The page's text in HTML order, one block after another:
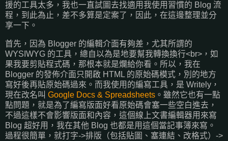
援的工具太多，我也一直試圖去找適用我使用習慣的 Blog 流
程，到此為止，差不多算是定案了，因此，在這邊整理並分
享一下。
首先，因為 Blogger 的編輯介面有夠差，尤其所謂的
WYSIWYG 的工具，總自以為是地要幫我轉換換行<br>，如
果我要剪貼程式碼，那根本就是爛給你看。所以，我在
Blogger 的發佈介面只開啟 HTML 的原始碼模式，別的地方
寫好後再貼原始碼過來。而我使用的編寫工具，是 Writely，
現在改名叫 Google Docs & Spreadsheets 。雖然它也有一點
點問題，就是為了編寫版面好看原始碼會塞一些空白進去，
不過這樣不會影響版面和內容，這個線上文書編輯器用來寫
Blog 超好用，我在其他 Blog 也都是用這個當記事簿來寫。
過程很簡單，就打字->排版（包括貼圖、塞連結、改格式）->